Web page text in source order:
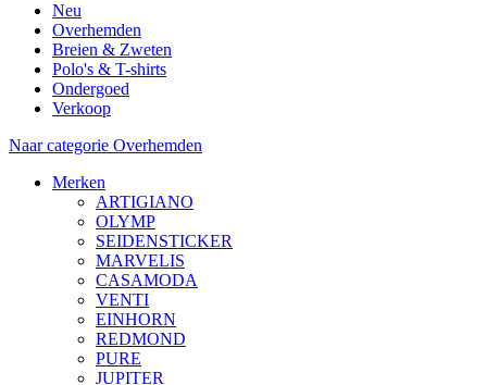
Neu
Overhemden
Breien & Zweten
Polo's & T-shirts
Ondergoed
Verkoop
Naar categorie Overhemden
Merken
ARTIGIANO
OLYMP
SEIDENSTICKER
MARVELIS
CASAMODA
VENTI
EINHORN
REDMOND
PURE
JUPITER